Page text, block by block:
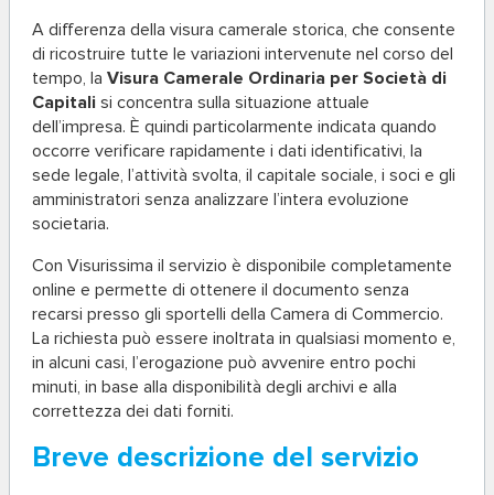
A differenza della visura camerale storica, che consente
di ricostruire tutte le variazioni intervenute nel corso del
tempo, la Visura Camerale Ordinaria per Società di
Capitali si concentra sulla situazione attuale
dell’impresa. È quindi particolarmente indicata quando
occorre verificare rapidamente i dati identificativi, la
sede legale, l’attività svolta, il capitale sociale, i soci e gli
amministratori senza analizzare l’intera evoluzione
societaria.
Con Visurissima il servizio è disponibile completamente
online e permette di ottenere il documento senza
recarsi presso gli sportelli della Camera di Commercio.
La richiesta può essere inoltrata in qualsiasi momento e,
in alcuni casi, l’erogazione può avvenire entro pochi
minuti, in base alla disponibilità degli archivi e alla
correttezza dei dati forniti.
Breve descrizione del servizio